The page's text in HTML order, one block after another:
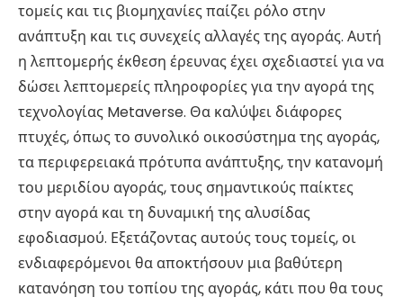
τομείς και τις βιομηχανίες παίζει ρόλο στην
ανάπτυξη και τις συνεχείς αλλαγές της αγοράς. Αυτή
η λεπτομερής έκθεση έρευνας έχει σχεδιαστεί για να
δώσει λεπτομερείς πληροφορίες για την αγορά της
τεχνολογίας Metaverse. Θα καλύψει διάφορες
πτυχές, όπως το συνολικό οικοσύστημα της αγοράς,
τα περιφερειακά πρότυπα ανάπτυξης, την κατανομή
του μεριδίου αγοράς, τους σημαντικούς παίκτες
στην αγορά και τη δυναμική της αλυσίδας
εφοδιασμού. Εξετάζοντας αυτούς τους τομείς, οι
ενδιαφερόμενοι θα αποκτήσουν μια βαθύτερη
κατανόηση του τοπίου της αγοράς, κάτι που θα τους